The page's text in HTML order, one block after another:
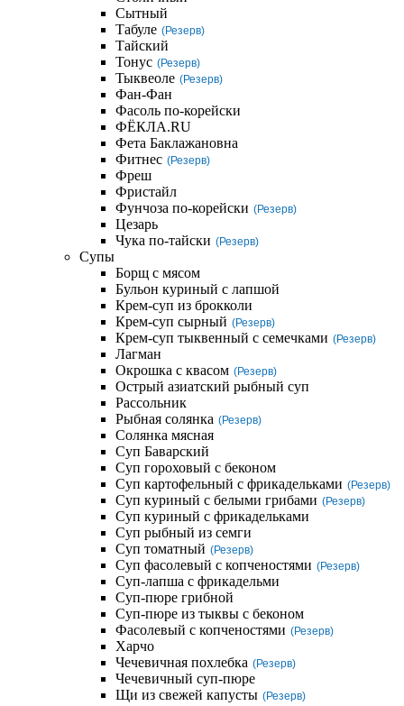
Сытный
Табуле (Резерв)
Тайский
Тонус (Резерв)
Тыквеоле (Резерв)
Фан-Фан
Фасоль по-корейски
ФЁКЛА.RU
Фета Баклажановна
Фитнес (Резерв)
Фреш
Фристайл
Фунчоза по-корейски (Резерв)
Цезарь
Чука по-тайски (Резерв)
Супы
Борщ с мясом
Бульон куриный с лапшой
Крем-суп из брокколи
Крем-суп сырный (Резерв)
Крем-суп тыквенный с семечками (Резерв)
Лагман
Окрошка с квасом (Резерв)
Острый азиатский рыбный суп
Рассольник
Рыбная солянка (Резерв)
Солянка мясная
Суп Баварский
Суп гороховый с беконом
Суп картофельный с фрикадельками (Резерв)
Суп куриный с белыми грибами (Резерв)
Суп куриный с фрикадельками
Суп рыбный из семги
Суп томатный (Резерв)
Суп фасолевый с копченостями (Резерв)
Суп-лапша с фрикадельми
Суп-пюре грибной
Суп-пюре из тыквы с беконом
Фасолевый с копченостями (Резерв)
Харчо
Чечевичная похлебка (Резерв)
Чечевичный суп-пюре
Щи из свежей капусты (Резерв)